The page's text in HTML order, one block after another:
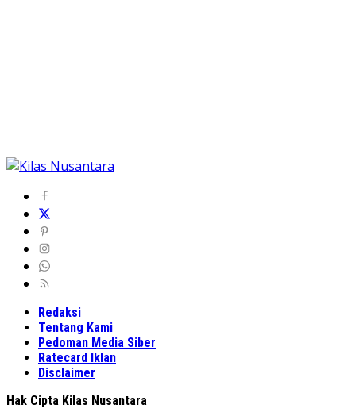
Redaksi
Tentang Kami
Pedoman Media Siber
Ratecard Iklan
Disclaimer
Hak Cipta Kilas Nusantara